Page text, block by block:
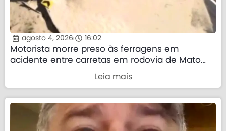
agosto 4, 2026 16:02
Motorista morre preso às ferragens em
acidente entre carretas em rodovia de Mato
Leia mais